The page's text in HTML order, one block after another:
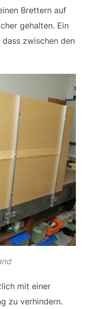
Brettern auf
gehalten. Ein
zwischen den
mit einer
zu verhindern.